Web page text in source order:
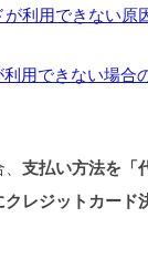
が利用できない原
利用できない場合
支払い方法を「
レジットカード